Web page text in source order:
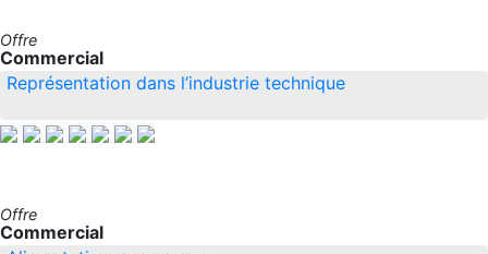
Offre
Commercial
Représentation dans l’industrie technique
Offre
Commercial